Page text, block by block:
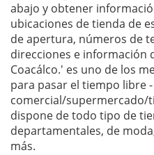
abajo y obtener
ubicaciones de tienda de
de apertura, números de
direcciones e información
Coacálco.' es uno de los
para pasar el tiempo libre
comercial/supermercado/
dispone de todo tipo de
departamentales, de
más.